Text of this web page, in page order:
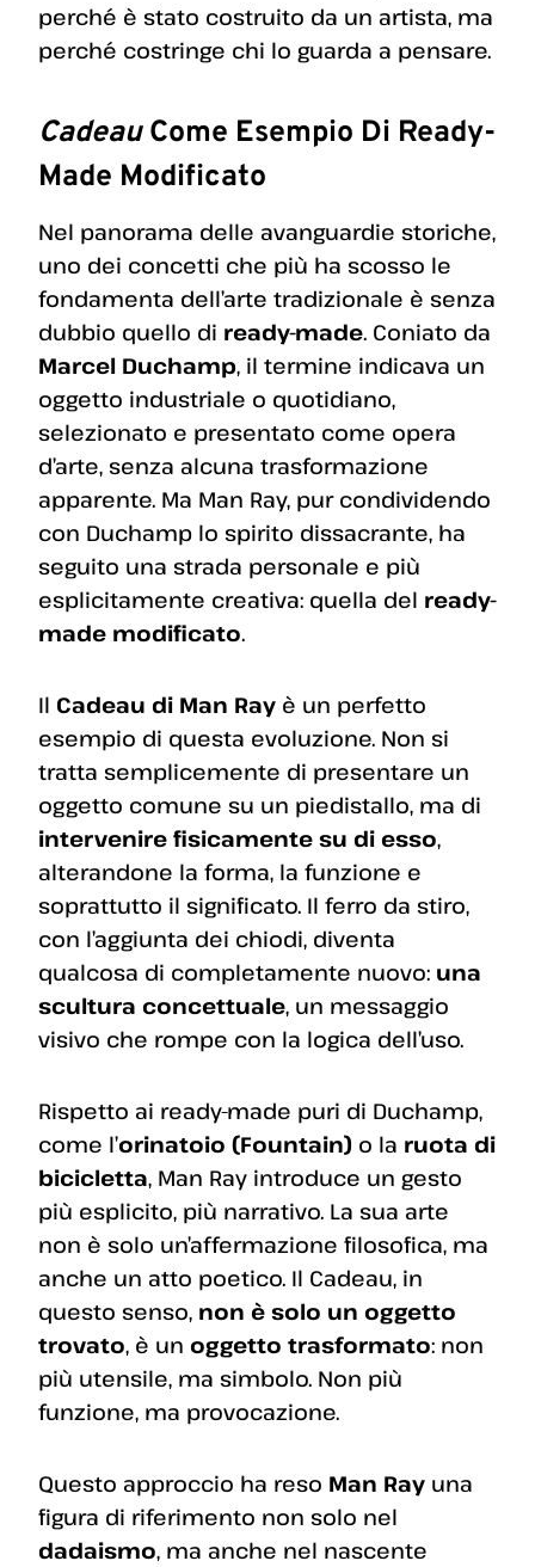
perché è stato costruito da un artista, ma
perché costringe chi lo guarda a pensare.
CadeauCome Esempio Di Ready-
Made Modificato
Nel panorama delle avanguardie storiche,
uno dei concetti che più ha scosso le
fondamenta dell’arte tradizionale è senza
dubbio quello di ready-made. Coniato da
Marcel Duchamp, il termine indicava un
oggetto industriale o quotidiano,
selezionato e presentato come opera
d’arte, senza alcuna trasformazione
apparente. Ma Man Ray, pur condividendo
con Duchamp lo spirito dissacrante, ha
seguito una strada personale e più
esplicitamente creativa: quella del ready-
made modificato.
Il Cadeau di Man Ray è un perfetto
esempio di questa evoluzione. Non si
tratta semplicemente di presentare un
oggetto comune su un piedistallo, ma di
intervenire fisicamente su di esso,
alterandone la forma, la funzione e
soprattutto il significato. Il ferro da stiro,
con l’aggiunta dei chiodi, diventa
qualcosa di completamente nuovo: una
scultura concettuale, un messaggio
visivo che rompe con la logica dell’uso.
Rispetto ai ready-made puri di Duchamp,
come l’orinatoio (Fountain) o la ruota di
bicicletta, Man Ray introduce un gesto
più esplicito, più narrativo. La sua arte
non è solo un’affermazione filosofica, ma
anche un atto poetico. Il Cadeau, in
questo senso, non è solo un oggetto
trovato, è un oggetto trasformato: non
più utensile, ma simbolo. Non più
funzione, ma provocazione.
Questo approccio ha reso Man Ray una
figura di riferimento non solo nel
dadaismo, ma anche nel nascente